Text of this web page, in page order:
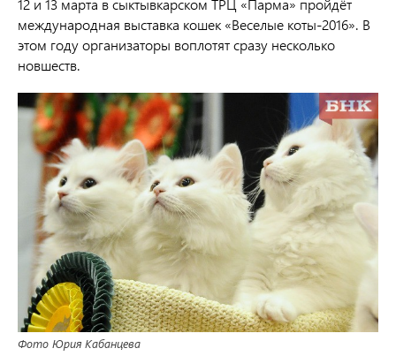
12 и 13 марта в сыктывкарском ТРЦ «Парма» пройдёт
международная выставка кошек «Веселые коты-2016». В
этом году организаторы воплотят сразу несколько
новшеств.
Фото Юрия Кабанцева